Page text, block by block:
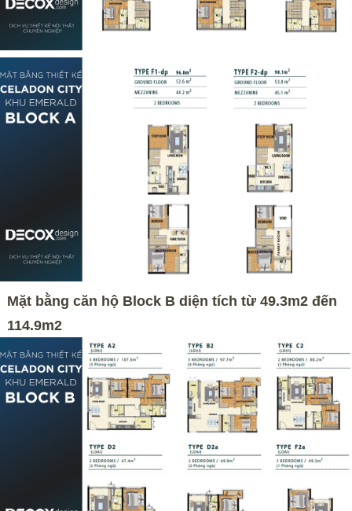
Mặt bằng căn hộ Block B diện tích từ 49.3m2 đến
114.9m2